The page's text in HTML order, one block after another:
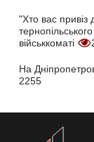
"Хто вас привіз
військкоматі
На
2255